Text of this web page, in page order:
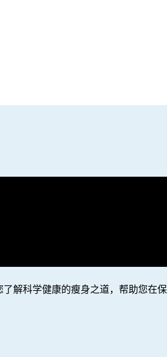
解科学健康的瘦身之道，帮助您在